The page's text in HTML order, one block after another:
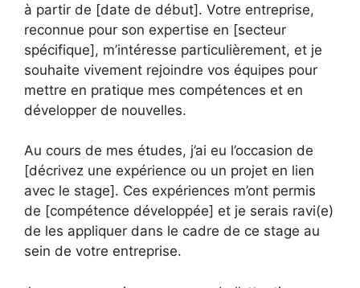
à partir de [date de début]. Votre entreprise,
reconnue pour son expertise en [secteur
spécifique], m’intéresse particulièrement, et je
souhaite vivement rejoindre vos équipes pour
mettre en pratique mes compétences et en
développer de nouvelles.
Au cours de mes études, j’ai eu l’occasion de
[décrivez une expérience ou un projet en lien
avec le stage]. Ces expériences m’ont permis
de [compétence développée] et je serais ravi(e)
de les appliquer dans le cadre de ce stage au
sein de votre entreprise.